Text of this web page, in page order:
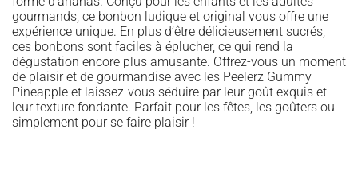
gourmands, ce bonbon ludique et original vous offre une
expérience unique. En plus d’être délicieusement sucrés,
ces bonbons sont faciles à éplucher, ce qui rend la
dégustation encore plus amusante. Offrez-vous un moment
de plaisir et de gourmandise avec les Peelerz Gummy
Pineapple et laissez-vous séduire par leur goût exquis et
leur texture fondante. Parfait pour les fêtes, les goûters ou
simplement pour se faire plaisir !